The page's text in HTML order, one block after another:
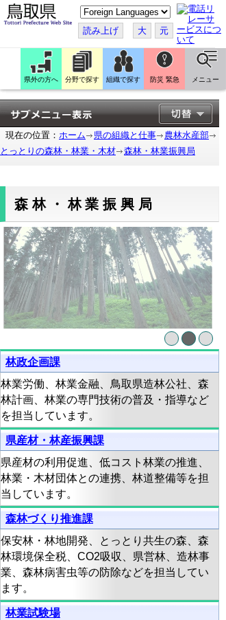
こ
の
ペ
ー
ジ
を
翻
訳
す
る
読み上げ 大 元
県外の方へ 分野で探す 組織で探す 防災 緊急 メニュー
現在の位置： ホーム 県の組織と仕事
農林水産部
とっとりの森林・林業・木材
森林・林業振興局
森林・林業振興局
林政企画課
林業労働、林業金融、鳥取県造林公社、森
林計画、林業の専門技術の普及・指導など
を担当しています。
県産材・林産振興課
県産材の利用促進、低コスト林業の推進、
林業・木材団体との連携、林道整備等を担
当しています。
森林づくり推進課
保安林・林地開発、とっとり共生の森、森
林環境保全税、CO2吸収、県営林、造林事
業、森林病害虫等の防除などを担当してい
ます。
林業試験場